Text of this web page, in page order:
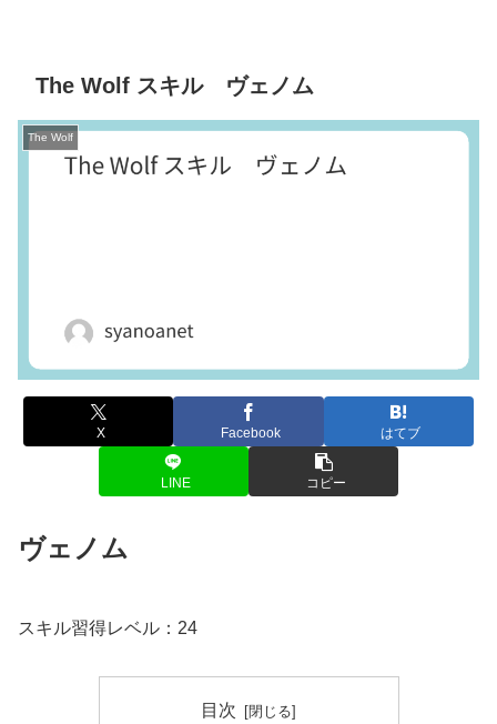
The Wolf スキル ヴェノム
The Wolf
X Facebook はてブ
LINE コピー
ヴェノム
スキル習得レベル：24
目次